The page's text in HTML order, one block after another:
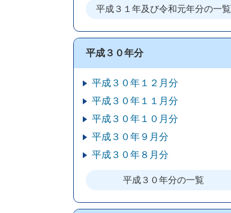
平成３１年及び令和元年分の一覧
平成３０年分
平成３０年１２月分
平成３０年１１月分
平成３０年１０月分
平成３０年９月分
平成３０年８月分
平成３０年分の一覧